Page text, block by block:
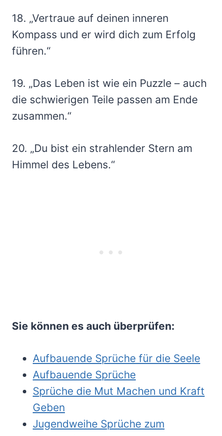
18. „Vertraue auf deinen inneren
Kompass und er wird dich zum Erfolg
führen.“
19. „Das Leben ist wie ein Puzzle – auch
die schwierigen Teile passen am Ende
zusammen.“
20. „Du bist ein strahlender Stern am
Himmel des Lebens.“
Sie können es auch überprüfen:
Aufbauende Sprüche für die Seele
Aufbauende Sprüche
Sprüche die Mut Machen und Kraft
Geben
Jugendweihe Sprüche zum